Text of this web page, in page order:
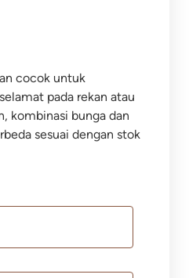
cocok untuk
pada rekan atau
kombinasi bunga dan
sesuai dengan stok